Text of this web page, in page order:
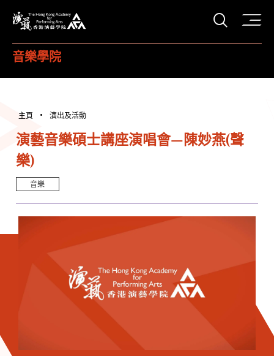
打開
音樂學院
主頁 演出及活動
演藝音樂碩士講座演唱會—陳妙燕(聲
樂)
音樂